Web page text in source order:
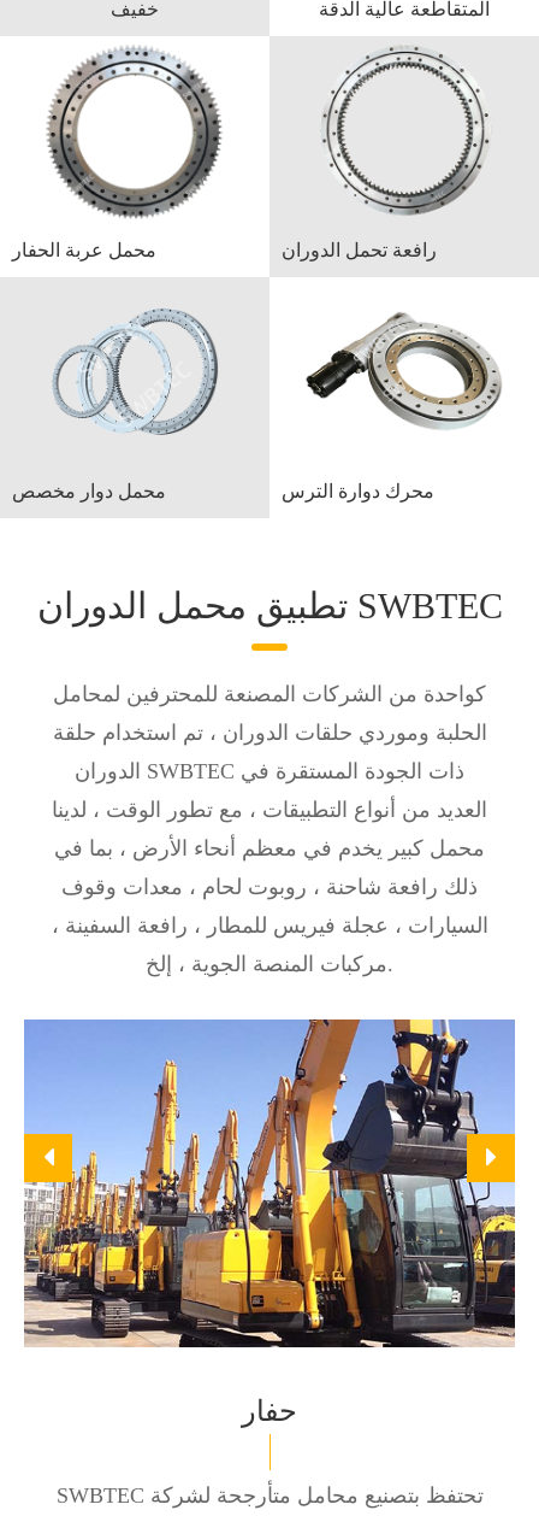
خفيف
المتقاطعة عالية الدقة
محمل عربة الحفار رافعة تحمل الدوران
محمل دوار مخصص محرك دوارة الترس
تطبيق محمل الدوران SWBTEC
كواحدة من الشركات المصنعة للمحترفين لمحامل
الحلبة وموردي حلقات الدوران ، تم استخدام حلقة
الدوران SWBTEC ذات الجودة المستقرة في
العديد من أنواع التطبيقات ، مع تطور الوقت ، لدينا
محمل كبير يخدم في معظم أنحاء الأرض ، بما في
ذلك رافعة شاحنة ، روبوت لحام ، معدات وقوف
السيارات ، عجلة فيريس للمطار ، رافعة السفينة ،
مركبات المنصة الجوية ، إلخ.
حفار
SWBTEC تحتفظ بتصنيع محامل متأرجحة لشركة